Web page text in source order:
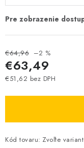
€64,96 –2 %
€63,49
€51,62 bez DPH
Kód tovaru: Zvoľte variant